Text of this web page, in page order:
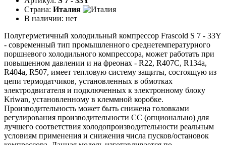
Страна: Италия
В наличии: нет
Полугерметичный холодильный компрессор Frascold S 7 - 33Y
- современный тип промышленного среднетемпературного
поршневого холодильного компрессора, может работать при
повышенном давлении и на фреонах - R22, R407C, R134a,
R404a, R507, имеет тепловую систему защиты, состоящую из
цепи термодатчиков, установленных в обмотках
электродвигателя и подключенных к электронному блоку
Kriwan, установленному в клеммной коробке.
Производительность может быть снижена головками
регулирования производительности CC (опционально) для
лучшего соответствия холодопроизводительности реальным
условиям применения и снижения числа пусков/остановок